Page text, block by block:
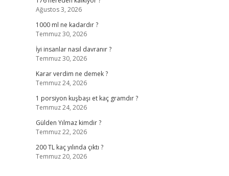
Ağustos 3, 2026
1000 ml ne kadardır ?
Temmuz 30, 2026
İyi insanlar nasıl davranır ?
Temmuz 30, 2026
Karar verdim ne demek ?
Temmuz 24, 2026
1 porsiyon kuşbaşı et kaç gramdır ?
Temmuz 24, 2026
Gülden Yılmaz kimdir ?
Temmuz 22, 2026
200 TL kaç yılında çıktı ?
Temmuz 20, 2026